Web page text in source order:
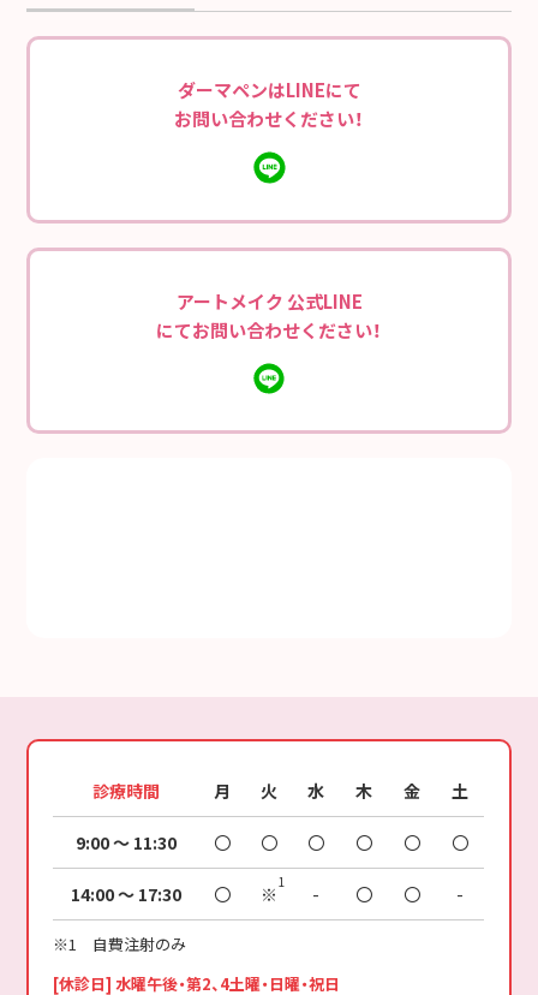
ダーマペンはLINEにて
お問い合わせください！
アートメイク 公式LINE
にてお問い合わせください！
診療時間 月 火 水 木 金 土
9:00 ～ 11:30 〇 〇 〇 〇 〇 〇
14:00 ～ 17:30 〇 ※ - 〇 〇 -
※1 自費注射のみ
[休診日] 水曜午後・第2、4土曜・日曜・祝日